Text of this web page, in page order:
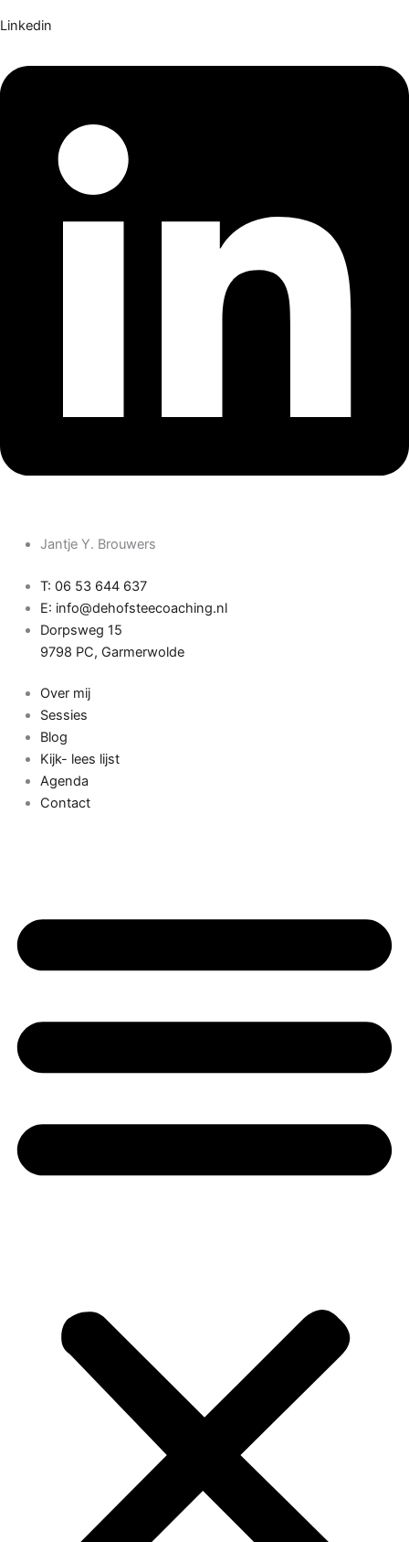
Linkedin
Jantje Y. Brouwers
T: 06 53 644 637
E: info@dehofsteecoaching.nl
Dorpsweg 15
9798 PC, Garmerwolde
Over mij
Sessies
Blog
Kijk- lees lijst
Agenda
Contact